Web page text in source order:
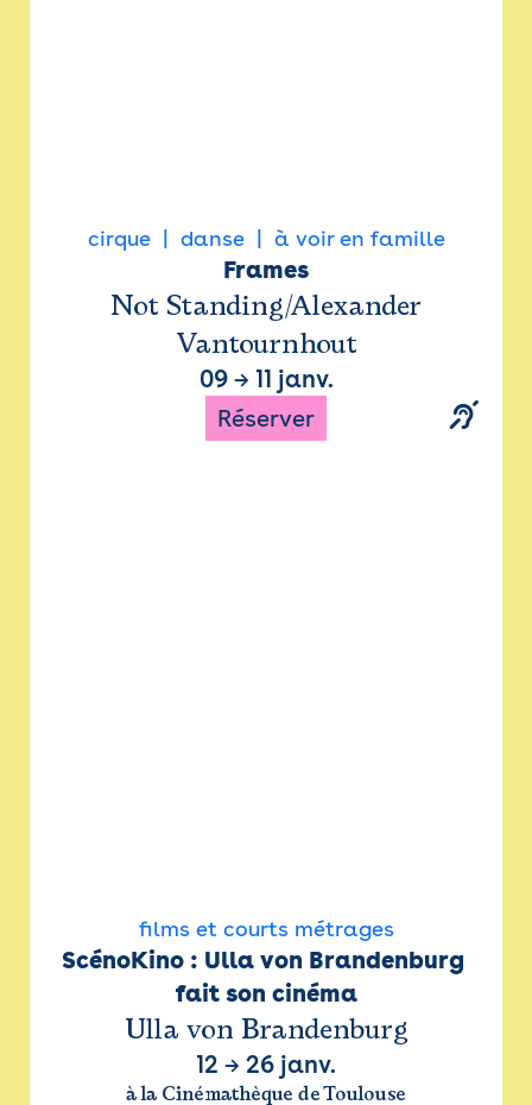
cirque danse à voir en famille
Frames
Not Standing/Alexander
Vantournhout
09→ 11 janv.
Réserver
films et courts métrages
ScénoKino : Ulla von Brandenburg
fait son cinéma
Ulla von Brandenburg
12 → 26 janv.
à la Cinémathèque de Toulouse